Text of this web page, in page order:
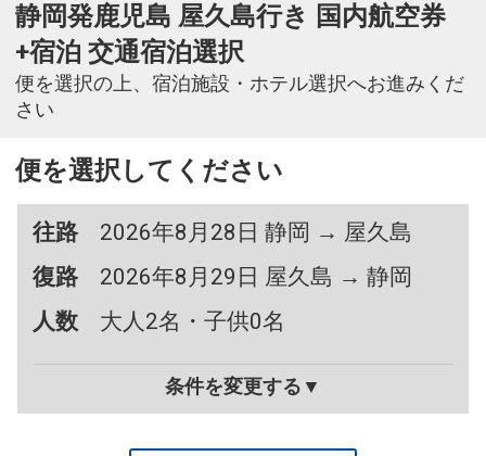
静岡発鹿児島 屋久島行き 国内航空券
+宿泊 交通宿泊選択
便を選択の上、宿泊施設・ホテル選択へお進みくだ
さい
便を選択してください
往路
2026年8月28日 静岡 → 屋久島
復路
2026年8月29日 屋久島 → 静岡
人数
大人2名・子供0名
条件を変更する▼